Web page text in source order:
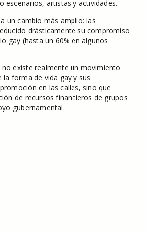
escenarios, artistas y actividades.
un cambio más amplio: las
drásticamente su compromiso
gay (hasta un 60% en algunos
no existe realmente un movimiento
la forma de vida gay y sus
en las calles, sino que
de recursos financieros de grupos
gubernamental.